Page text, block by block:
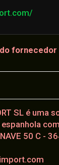
fornecedor
SL é uma
NAVE 50 C -